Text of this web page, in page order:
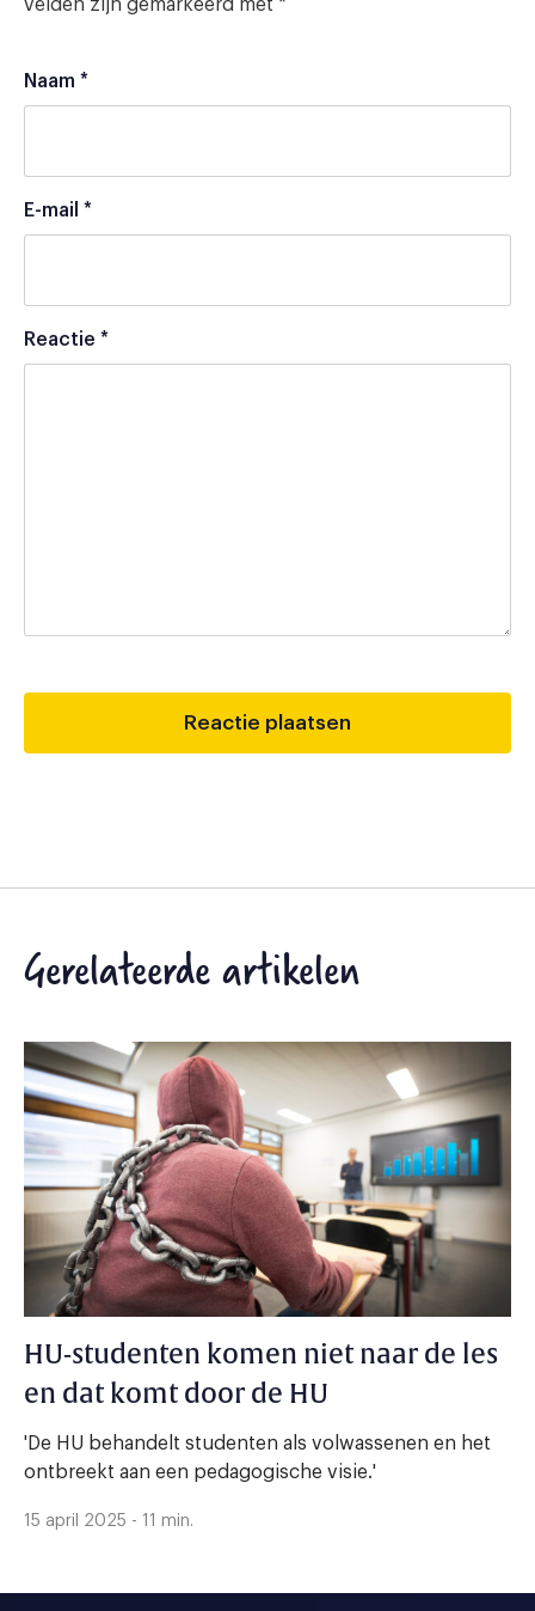
velden zijn gemarkeerd met *
Naam *
E-mail *
Reactie *
Gerelateerde artikelen
HU-studenten komen niet naar de les
en dat komt door de HU
'De HU behandelt studenten als volwassenen en het
ontbreekt aan een pedagogische visie.'
15 april 2025 - 11 min.